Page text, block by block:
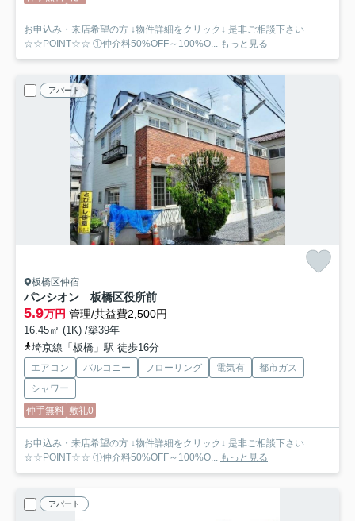
お申込み・来店希望の方 ↓物件詳細をクリック↓ 是非ご相談下さい
☆☆POINT☆☆ ①仲介料50%OFF～100%O...
もっと見る
アパート
板橋区仲宿
パンシオン 板橋区役所前
5.9万円 管理/共益費2,500円
16.45㎡ (1K) /築39年
埼京線「板橋」駅 徒歩16分
エアコン バルコニー フローリング 電気有
都市ガス
シャワー
仲手無料 敷礼0
お申込み・来店希望の方 ↓物件詳細をクリック↓ 是非ご相談下さい
☆☆POINT☆☆ ①仲介料50%OFF～100%O...
もっと見る
アパート